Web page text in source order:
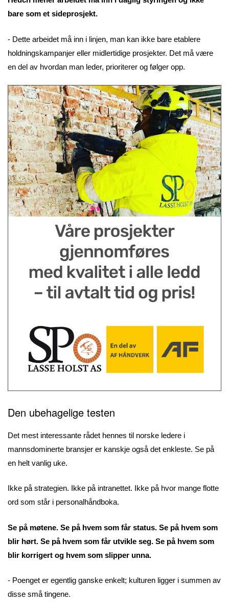
bare som et sideprosjekt.
- Dette arbeidet må inn i linjen, man kan ikke bare etablere
holdningskampanjer eller midlertidige prosjekter. Det må være
en del av hvordan man leder, prioriterer og følger opp.
Den ubehagelige testen
Det mest interessante rådet hennes til norske ledere i
mannsdominerte bransjer er kanskje også det enkleste. Se på
en helt vanlig uke.
Ikke på strategien. Ikke på intranettet. Ikke på hvor mange flotte
ord som står i personalhåndboka.
Se på møtene. Se på hvem som får status. Se på hvem som
blir hørt. Se på hvem som får utvikle seg. Se på hvem som
blir korrigert og hvem som slipper unna.
- Poenget er egentlig ganske enkelt; kulturen ligger i summen av
disse små tingene.